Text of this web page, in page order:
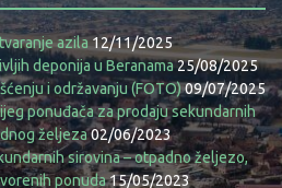
azila12/11/2025
deponija u Beranama25/08/2025
i održavanju (FOTO)09/07/2025
ponuđača za prodaju sekundarnih
željeza02/06/2023
sirovina – otpadno željezo,
ponuda15/05/2023